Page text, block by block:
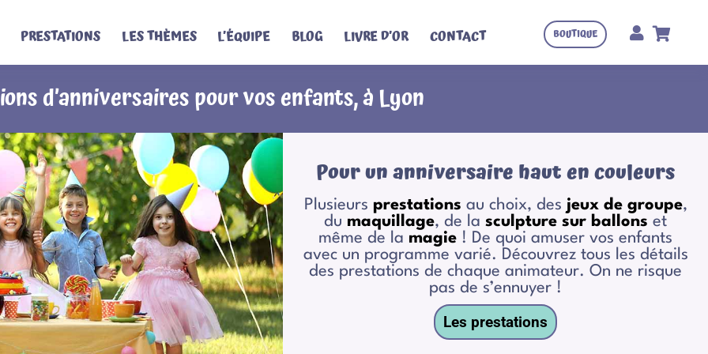
PRESTATIONS LES THÈMES L’ÉQUIPE BLOG LIVRE D’OR CONTACT BOUTIQUE
d’anniversaires pour vos enfants, à Lyon
Pour un anniversaire haut en couleurs
Plusieurs prestations au choix, des jeux de groupe,
du maquillage, de lasculpture sur ballons et
même de la magie ! De quoi amuser vos enfants
avec un programme varié. Découvrez tous les détails
des prestations de chaque animateur. On ne risque
pas de s’ennuyer !
Les prestations